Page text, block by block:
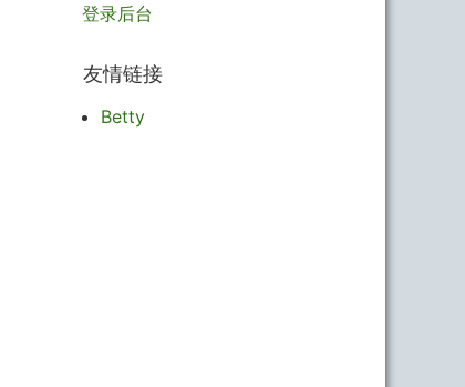
登录后台
友情链接
Betty